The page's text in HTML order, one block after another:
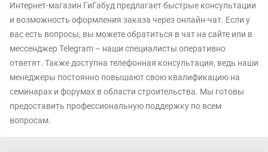
Интернет-магазин ГиГабуд предлагает быстрые консультации
и возможность оформления заказа через онлайн-чат. Если у
вас есть вопросы, вы можете обратиться в чат на сайте или в
мессенджер Telegram – наши специалисты оперативно
ответят. Также доступна телефонная консультация, ведь наши
менеджеры постоянно повышают свою квалификацию на
семинарах и форумах в области строительства. Мы готовы
предоставить профессиональную поддержку по всем
вопросам.